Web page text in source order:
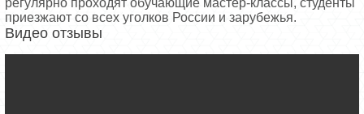
приезжают со всех уголков России и зарубежья.
Видео отзывы